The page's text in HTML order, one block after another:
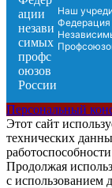
Наш
Федерация
Персональный
Этот сайт
технических
Продолжая
с использованием